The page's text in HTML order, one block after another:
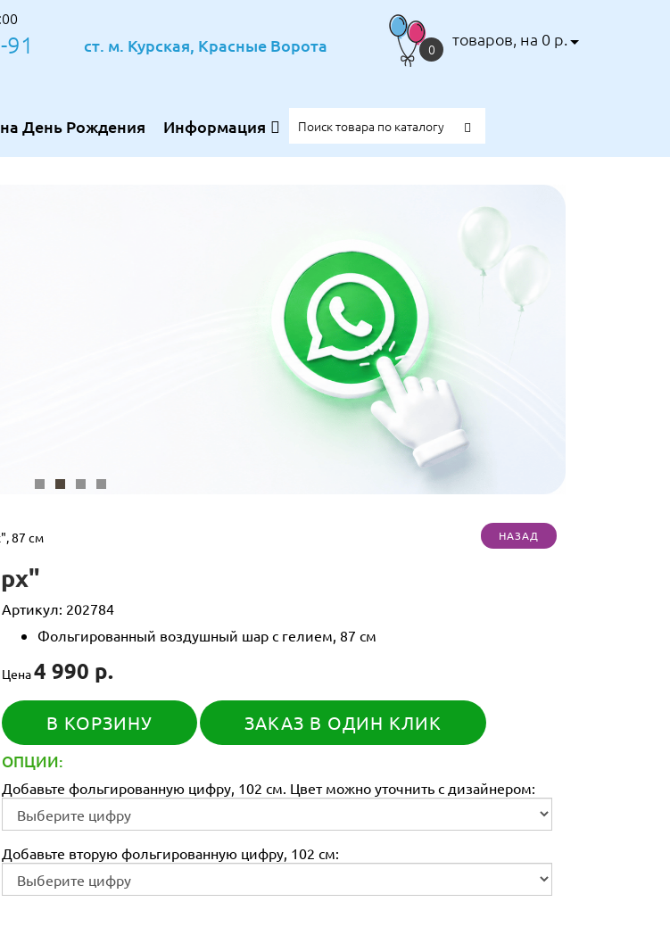
ст. м. Курская, Красные Ворота 0 товаров, на 0 р.
День Рождения Информация
87 см
Артикул: 202784
Фольгированный воздушный шар с гелием, 87 см
Цена4 990 р.
В КОРЗИНУ ЗАКАЗ В ОДИН КЛИК
ОПЦИИ:
Добавьте фольгированную цифру, 102 см. Цвет можно уточнить с дизайнером:
Добавьте вторую фольгированную цифру, 102 см: